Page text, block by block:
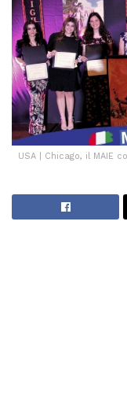
USA | Chicago, il MAIE